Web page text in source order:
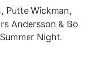
Putte Wickman,
Andersson & Bo
Night.